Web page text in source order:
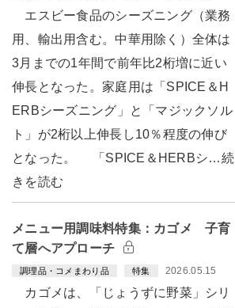
エスビー食品のシーズニング（業務
用、輸出用含む。中華用除く）全体は
3月までの1年間で前年比2桁増に近い
伸長となった。家庭用は「SPICE＆H
ERBシーズニング」と「マジックソル
ト」が2桁以上伸長し10％程度の伸び
となった。 「SPICE＆HERBシ…続
きを読む
メニュー用調味料特集：カゴメ 子育
て層へアプローチ
調理品・コメまわり品 特集 2026.05.15
カゴメは、「じょうずに野菜」シリ